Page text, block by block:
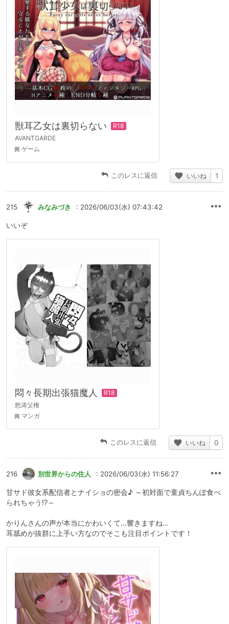
獣耳乙女は裏切らない
AVANTGARDE
ゲーム
このレスに返信 いいね 1
215 みなみづき : 2026/06/03(水) 07:43:42
いいぞ
悶々長期出張猫魔人
怒涛父権
マンガ
このレスに返信 いいね 0
216 別世界からの住人 : 2026/06/03(水) 11:56:27
甘サド彼女系配信者とナイショの密会♪ ～初対面で童貞ちんぽ食べ
られちゃう!?～
かりんさんの声が本当にかわいくて…響きますね…
耳舐めが抜群に上手い方なのでそこも注目ポイントです！